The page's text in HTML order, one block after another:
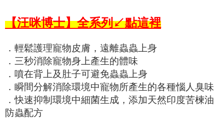
合作提案
購物流程
會員專區
常見問題
【汪咪博士】全系列↙點這裡
．輕鬆護理寵物皮膚，遠離蟲蟲上身
．三秒消除寵物身上產生的體味
．噴在背上及肚子可避免蟲蟲上身
．瞬間分解消除環境中寵物所產生的各種惱人臭味
．快速抑制環境中細菌生成，添加天然印度苦楝油
防蟲配方